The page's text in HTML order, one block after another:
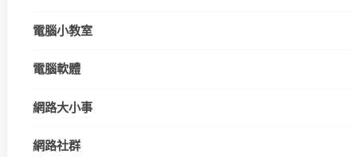
電腦小教室
電腦軟體
網路大小事
網路社群